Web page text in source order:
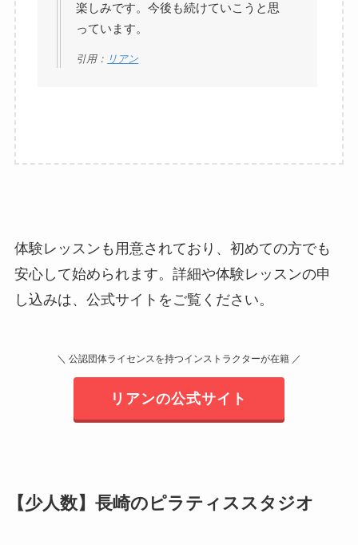
楽しみです。今後も続けていこうと思
っています。
引用： リアン
体験レッスンも用意されており、初めての方でも
安心して始められます。詳細や体験レッスンの申
し込みは、公式サイトをご覧ください。
＼ 公認団体ライセンスを持つインストラクターが在籍 ／
リアンの公式サイト
【少人数】長崎のピラティススタジオ